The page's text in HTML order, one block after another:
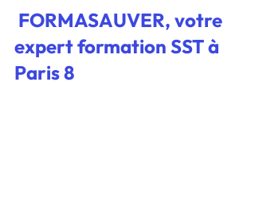
expert formation SST à
Paris 8